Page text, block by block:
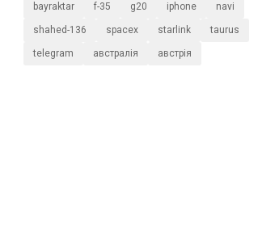
bayraktar f-35 g20 iphone navi
shahed-136 spacex starlink taurus
telegram австралія австрія